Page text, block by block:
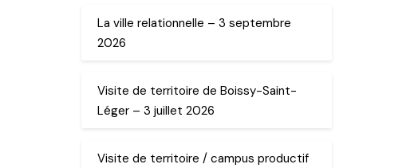
La ville relationnelle – 3 septembre
2026
Visite de territoire de Boissy-Saint-
Léger – 3 juillet 2026
Visite de territoire / campus productif